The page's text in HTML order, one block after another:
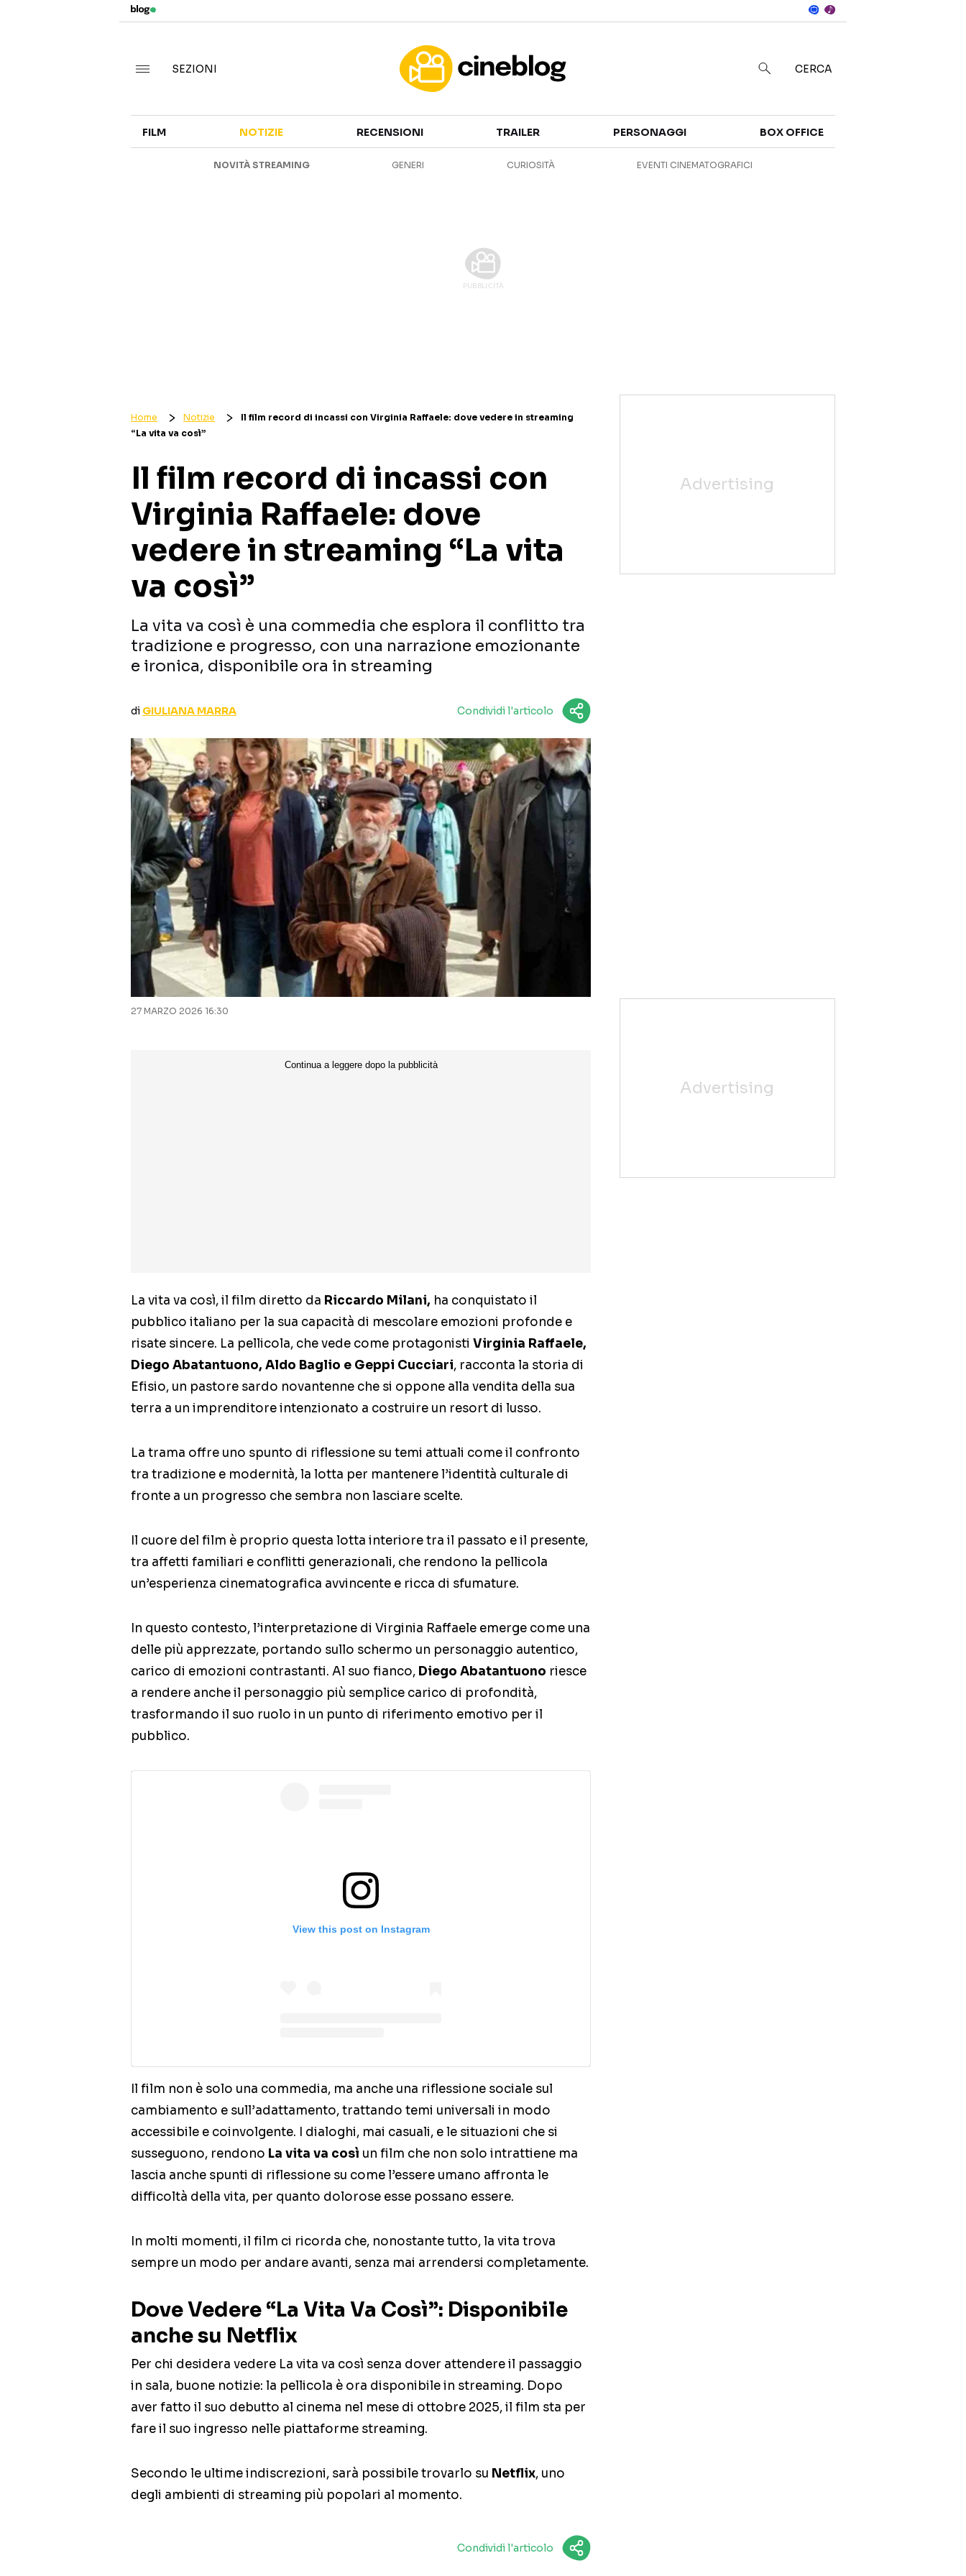
CANALI STREAMING
CURIOSITÀ
SEZIONI CERCA
FILM NOTIZIE RECENSIONI TRAILER PERSONAGGI BOX OFFICE
NOVITÀ STREAMING GENERI CURIOSITÀ EVENTI CINEMATOGRAFICI
Home Notizie
Il film record di incassi con Virginia Raffaele: dove vedere in streaming
“La vita va così”
Il film record di incassi con
Virginia Raffaele: dove
vedere in streaming “La vita
va così”
La vita va così è una commedia che esplora il conflitto tra
tradizione e progresso, con una narrazione emozionante
e ironica, disponibile ora in streaming
di GIULIANA MARRA Condividi l'articolo
27 MARZO 2026 16:30
La vita va così, il film diretto da Riccardo Milani, ha conquistato il
pubblico italiano per la sua capacità di mescolare emozioni profonde e
risate sincere. La pellicola, che vede come protagonisti Virginia Raffaele,
Diego Abatantuono, Aldo Baglio e Geppi Cucciari, racconta la storia di
Efisio, un pastore sardo novantenne che si oppone alla vendita della sua
terra a un imprenditore intenzionato a costruire un resort di lusso.
La trama offre uno spunto di riflessione su temi attuali come il confronto
tra tradizione e modernità, la lotta per mantenere l’identità culturale di
fronte a un progresso che sembra non lasciare scelte.
Il cuore del film è proprio questa lotta interiore tra il passato e il presente,
tra affetti familiari e conflitti generazionali, che rendono la pellicola
un’esperienza cinematografica avvincente e ricca di sfumature.
In questo contesto, l’interpretazione di Virginia Raffaele emerge come una
delle più apprezzate, portando sullo schermo un personaggio autentico,
carico di emozioni contrastanti. Al suo fianco, Diego Abatantuono riesce
a rendere anche il personaggio più semplice carico di profondità,
trasformando il suo ruolo in un punto di riferimento emotivo per il
pubblico.
View this post on Instagram
Il film non è solo una commedia, ma anche una riflessione sociale sul
cambiamento e sull’adattamento, trattando temi universali in modo
accessibile e coinvolgente. I dialoghi, mai casuali, e le situazioni che si
susseguono, rendono La vita va così un film che non solo intrattiene ma
lascia anche spunti di riflessione su come l’essere umano affronta le
difficoltà della vita, per quanto dolorose esse possano essere.
In molti momenti, il film ci ricorda che, nonostante tutto, la vita trova
sempre un modo per andare avanti, senza mai arrendersi completamente.
Dove Vedere “La Vita Va Così”: Disponibile
anche su Netflix
Per chi desidera vedere La vita va così senza dover attendere il passaggio
in sala, buone notizie: la pellicola è ora disponibile in streaming. Dopo
aver fatto il suo debutto al cinema nel mese di ottobre 2025, il film sta per
fare il suo ingresso nelle piattaforme streaming.
Secondo le ultime indiscrezioni, sarà possibile trovarlo su Netflix, uno
degli ambienti di streaming più popolari al momento.
Condividi l'articolo